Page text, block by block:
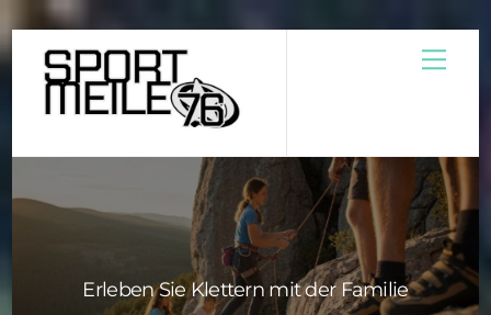
Skip
content
Erleben Sie Klettern mit der Familie